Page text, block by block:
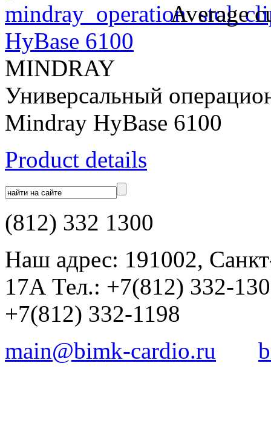
Average
HyBase 6100
MINDRAY
Универсальный
Mindray HyBase 6100
Product details
(812) 332 1300
Наш адрес: 191002,
17А Тел.: +7(812) 332-
+7(812) 332-1198
main@bimk-cardio.ru